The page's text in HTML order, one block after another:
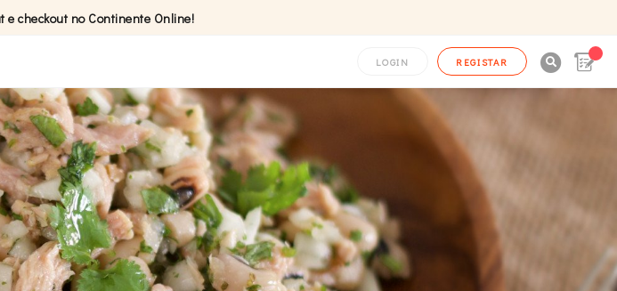
checkout no Continente Online!
LOGIN REGISTAR 